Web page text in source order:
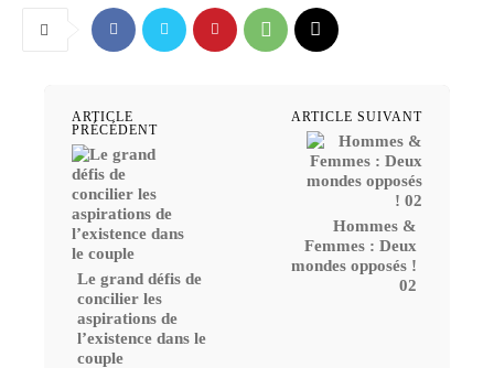
ARTICLE
PRÉCÉDENT
Le grand défis de
concilier les
aspirations de
l’existence dans le
couple
ARTICLE SUIVANT
Hommes &
Femmes : Deux
mondes opposés !
02